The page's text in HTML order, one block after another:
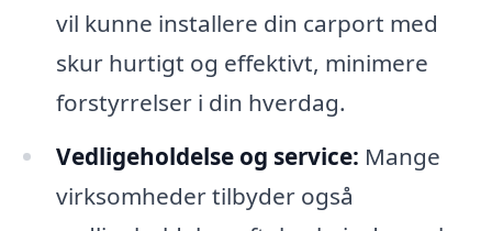
vil kunne installere din carport med
skur hurtigt og effektivt, minimere
forstyrrelser i din hverdag.
Vedligeholdelse og service: Mange
virksomheder tilbyder også